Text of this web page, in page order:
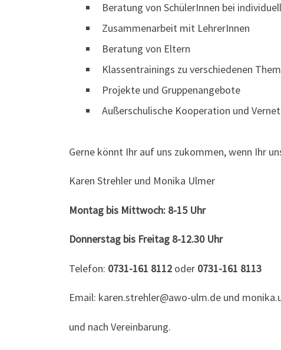
Beratung von SchülerInnen bei
Zusammenarbeit mit LehrerInnen
Beratung von Eltern
Klassentrainings zu verschiedenen
Projekte und Gruppenangebote
Außerschulische Kooperation und
Gerne könnt Ihr auf uns zukommen, wenn Ihr
Karen Strehler und Monika Ulmer
Montag bis Mittwoch: 8-15 Uhr
Donnerstag bis Freitag 8-12.30 Uhr
Telefon: 0731-161 8112 oder 0731-161 8113
Email: karen.strehler@awo-ulm.de und
und nach Vereinbarung.